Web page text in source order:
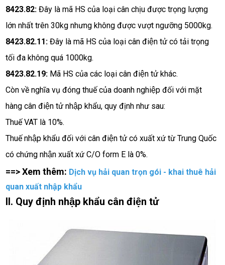
8423.82: Đây là mã HS của loại cân chịu được trọng lượng
lớn nhất trên 30kg nhưng không được vượt ngưỡng 5000kg.
8423.82.11: Đây là mã HS của loại cân điện tử có tải trọng
tối đa không quá 1000kg.
8423.82.19: Mã HS của các loại cân điện tử khác.
Còn về nghĩa vụ đóng thuế của doanh nghiệp đối với mặt
hàng cân điện tử nhập khẩu, quy định như sau:
Thuế VAT là 10%.
Thuế nhập khẩu đối với cân điện tử có xuất xứ từ Trung Quốc
có chứng nhận xuất xứ C/O form E là 0%.
==> Xem thêm: Dịch vụ hải quan trọn gói - khai thuê hải
quan xuất nhập khẩu
II. Quy định nhập khẩu cân điện tử